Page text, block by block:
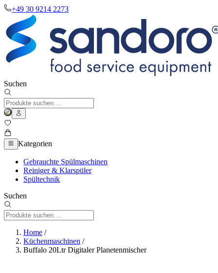
+49 30 9214 2273
Suchen
Kategorien
Gebrauchte Spülmaschinen
Reiniger & Klarspüler
Spültechnik
Suchen
Home /
Küchenmaschinen /
Buffalo 20Ltr Digitaler Planetenmischer